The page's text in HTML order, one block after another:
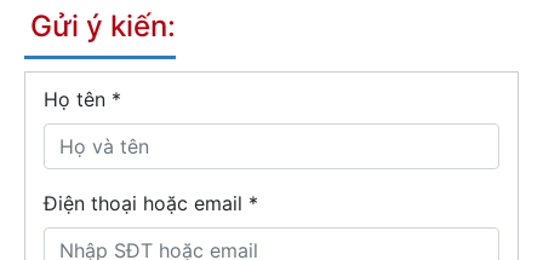
Gửi ý kiến:
Họ tên *
Điện thoại hoặc email *